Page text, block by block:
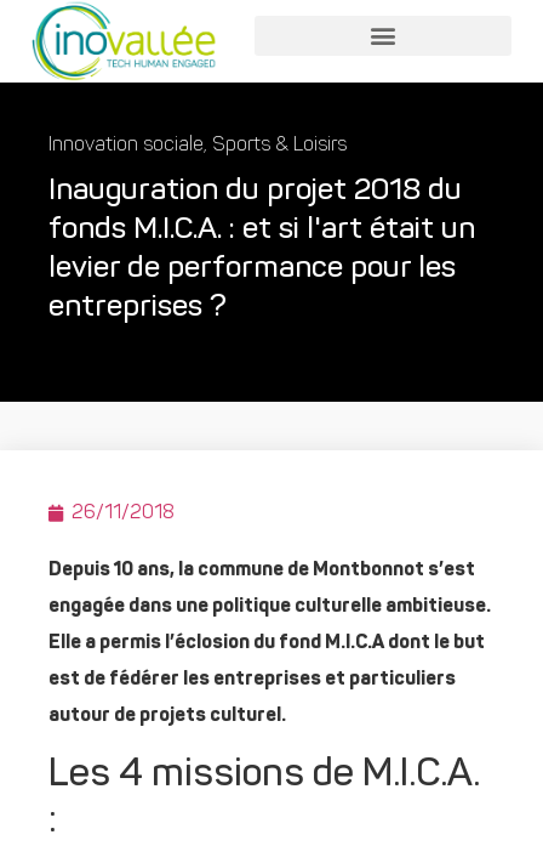
Innovation sociale, Sports & Loisirs
Inauguration du projet 2018 du
fonds M.I.C.A. : et si l'art était un
levier de performance pour les
entreprises ?
26/11/2018
Depuis 10 ans, la commune de Montbonnot s’est
engagée dans une politique culturelle ambitieuse.
Elle a permis l’éclosion du fond M.I.C.A dont le but
est de fédérer les entreprises et particuliers
autour de projets culturel.
Les 4 missions de M.I.C.A.
: